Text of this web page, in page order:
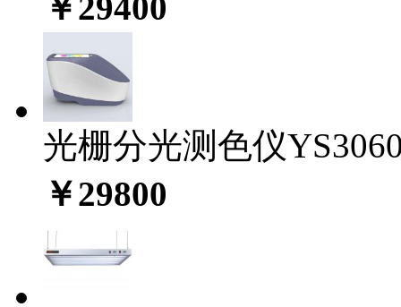
光栅分光测色仪
￥29800